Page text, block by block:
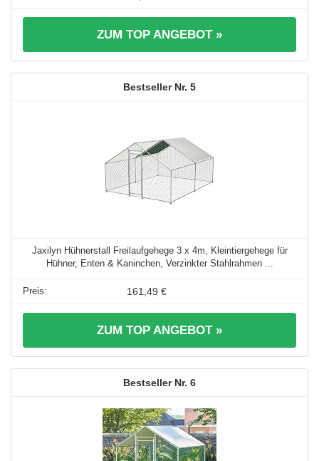
ZUM TOP ANGEBOT »
5
Jaxilyn Hühnerstall Freilaufgehege 3 x 4m, Kleintiergehege für
Hühner, Enten & Kaninchen, Verzinkter Stahlrahmen ...
161,49 €
ZUM TOP ANGEBOT »
6